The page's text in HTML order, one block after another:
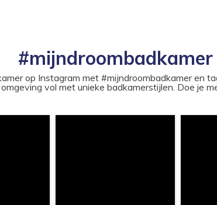
#mijndroombadkamer
op Instagram met #mijndroombadkamer en
omgeving vol met unieke badkamerstijlen. Doe je